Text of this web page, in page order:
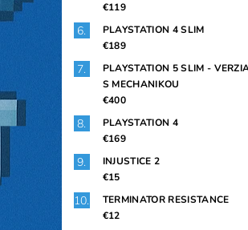
€119
PLAYSTATION 4 SLIM
€189
PLAYSTATION 5 SLIM -
S MECHANIKOU
€400
PLAYSTATION 4
€169
INJUSTICE 2
€15
TERMINATOR RESISTANCE
€12